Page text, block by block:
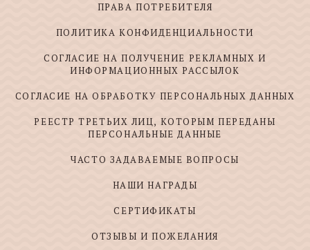
ПРАВА ПОТРЕБИТЕЛЯ
ПОЛИТИКА КОНФИДЕНЦИАЛЬНОСТИ
СОГЛАСИЕ НА ПОЛУЧЕНИЕ РЕКЛАМНЫХ И
ИНФОРМАЦИОННЫХ РАССЫЛОК
СОГЛАСИЕ НА ОБРАБОТКУ ПЕРСОНАЛЬНЫХ ДАННЫХ
РЕЕСТР ТРЕТЬИХ ЛИЦ, КОТОРЫМ ПЕРЕДАНЫ
ПЕРСОНАЛЬНЫЕ ДАННЫЕ
ЧАСТО ЗАДАВАЕМЫЕ ВОПРОСЫ
НАШИ НАГРАДЫ
СЕРТИФИКАТЫ
ОТЗЫВЫ И ПОЖЕЛАНИЯ